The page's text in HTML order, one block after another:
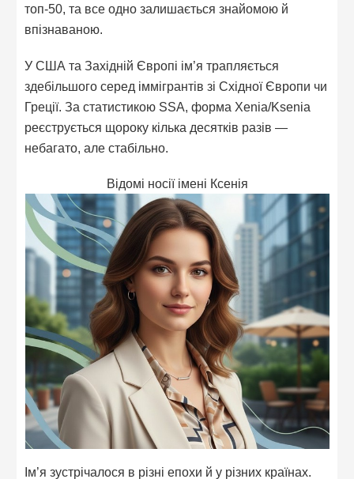
топ-50, та все одно залишається знайомою й
впізнаваною.
У США та Західній Європі ім’я трапляється
здебільшого серед іммігрантів зі Східної Європи чи
Греції. За статистикою SSA, форма Xenia/Ksenia
реєструється щороку кілька десятків разів —
небагато, але стабільно.
Відомі носії імені Ксенія
Ім’я зустрічалося в різні епохи й у різних країнах.